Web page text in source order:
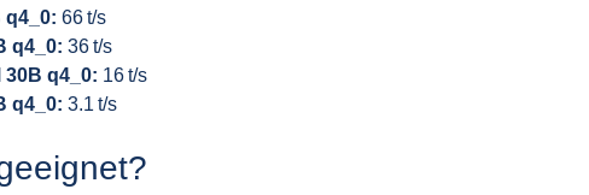
q4_0: 66 t/s
q4_0: 36 t/s
30B q4_0: 16 t/s
q4_0: 3.1 t/s